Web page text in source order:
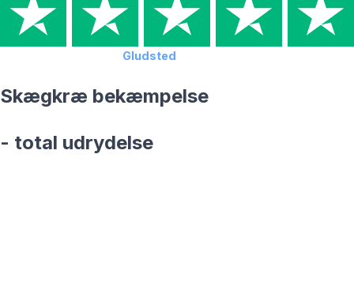
Gludsted
Skægkræ bekæmpelse
- total udrydelse